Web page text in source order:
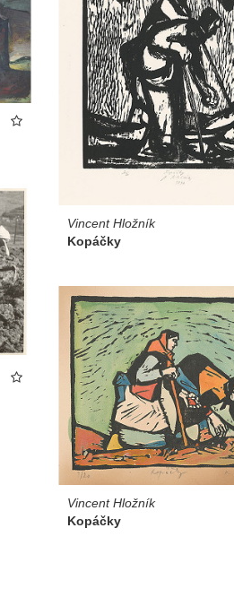
Vincent Hložník
Kopáčky
Vincent Hložník
Kopáčky